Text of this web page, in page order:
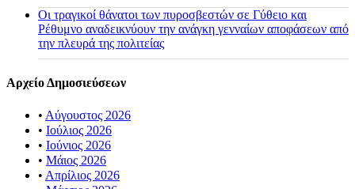
Οι τραγικοί θάνατοι των πυροσβεστών σε Γύθειο και
Ρέθυμνο αναδεικνύουν την ανάγκη γενναίων αποφάσεων από
την πλευρά της πολιτείας
Αρχείο Δημοσιεύσεων
• Αύγουστος 2026
• Ιούλιος 2026
• Ιούνιος 2026
• Μάιος 2026
• Απρίλιος 2026